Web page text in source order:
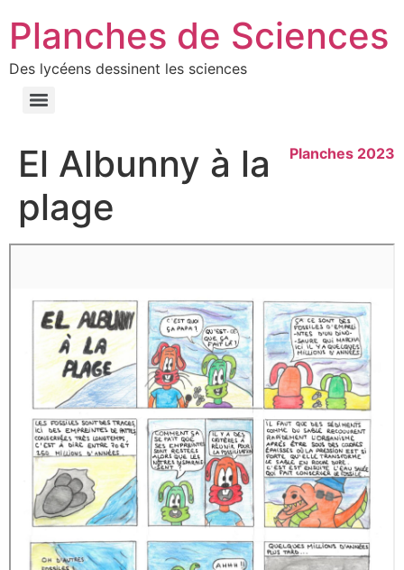
Planches de Sciences
Des lycéens dessinent les sciences
Planches 2023
El Albunny à la
plage